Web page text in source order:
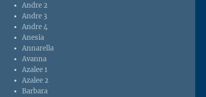
Andre 2
Andre 3
Andre 4
Anesia
Annarella
Avanna
Azalee 1
Azalee 2
Barbara